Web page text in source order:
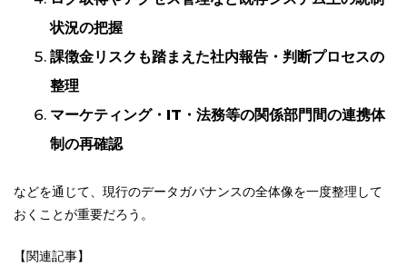
状況の把握
課徴金リスクも踏まえた社内報告・判断プロセスの
整理
マーケティング・IT・法務等の関係部門間の連携体
制の再確認
などを通じて、現行のデータガバナンスの全体像を一度整理して
おくことが重要だろう。
【関連記事】